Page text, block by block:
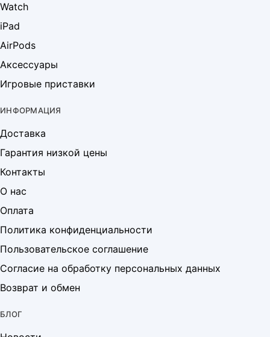
Watch
iPad
AirPods
Аксессуары
Игровые приставки
ИНФОРМАЦИЯ
Доставка
Гарантия низкой цены
Контакты
О нас
Оплата
Политика конфиденциальности
Пользовательское соглашение
Согласие на обработку персональных данных
Возврат и обмен
БЛОГ